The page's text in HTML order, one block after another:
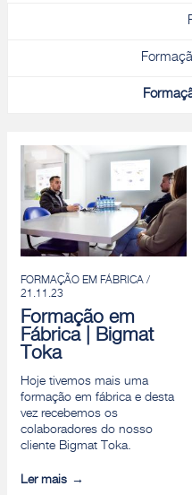
FORMAÇÃO EM FÁBRICA /
21.11.23
Formação em
Fábrica | Bigmat
Toka
Hoje tivemos mais uma
formação em fábrica e desta
vez recebemos os
colaboradores do nosso
cliente Bigmat Toka.
Ler mais